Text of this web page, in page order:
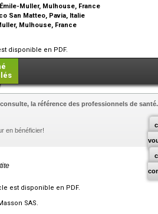
Muller, Mulhouse, France
San Matteo, Pavia, Italie
Mulhouse, France
disponible en PDF.
la référence des professionnels de santé.
en bénéficier!
est disponible en PDF.
SAS.